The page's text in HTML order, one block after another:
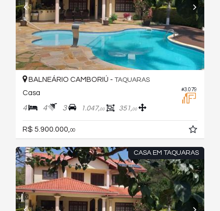
#3.079
BALNEÁRIO CAMBORIÚ - TAQUARAS
Casa
4 4 3 1.047,00 351,00
R$ 5.900.000, 00
CASA EM TAQUARAS